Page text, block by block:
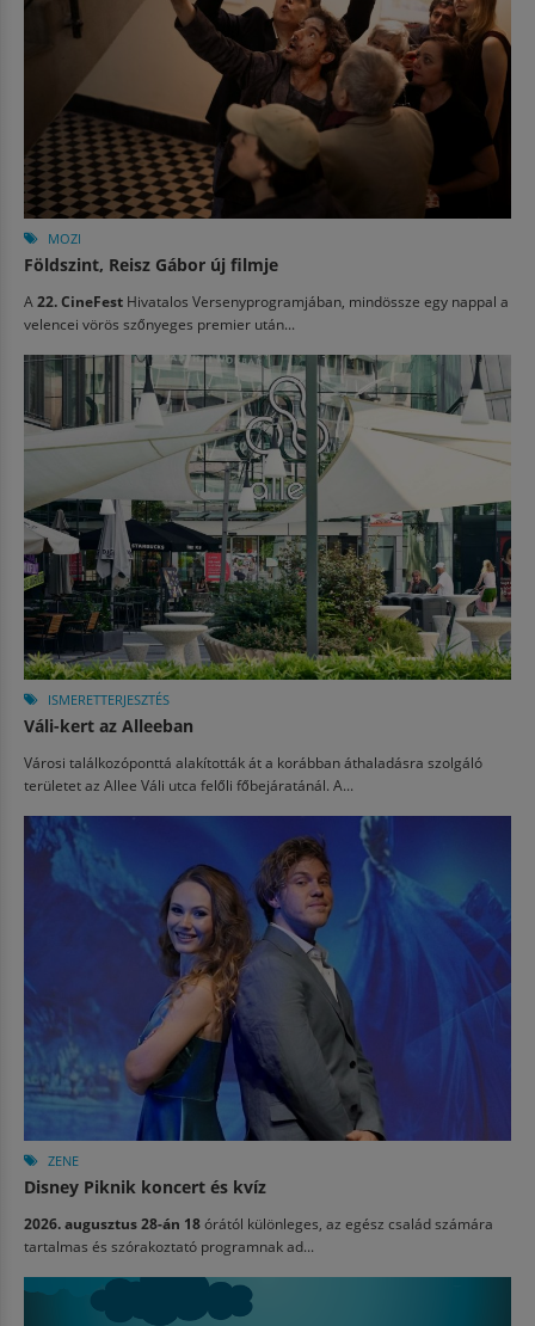
MOZI
Földszint, Reisz Gábor új filmje
A 22. CineFest Hivatalos Versenyprogramjában, mindössze egy nappal a
velencei vörös szőnyeges premier után...
ISMERETTERJESZTÉS
Váli-kert az Alleeban
Városi találkozóponttá alakították át a korábban áthaladásra szolgáló
területet az Allee Váli utca felőli főbejáratánál. A...
ZENE
Disney Piknik koncert és kvíz
2026. augusztus 28-án 18órától különleges, az egész család számára
tartalmas és szórakoztató programnak ad...